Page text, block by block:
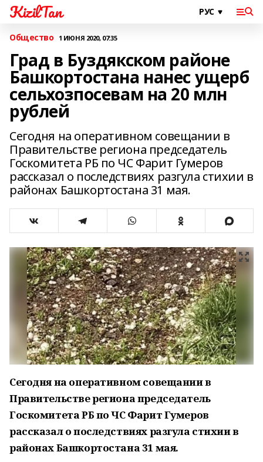
KizilTan
Общество 1 ИЮНЯ 2020, 07:35
Град в Буздякском районе
Башкортостана нанес ущерб
сельхозпосевам на 20 млн
рублей
Сегодня на оперативном совещании в
Правительстве региона председатель
Госкомитета РБ по ЧС Фарит Гумеров
рассказал о последствиях разгула стихии в
районах Башкортостана 31 мая.
Сегодня на оперативном совещании в
Правительстве региона председатель
Госкомитета РБ по ЧС Фарит Гумеров
рассказал о последствиях разгула стихии в
районах Башкортостана 31 мая.